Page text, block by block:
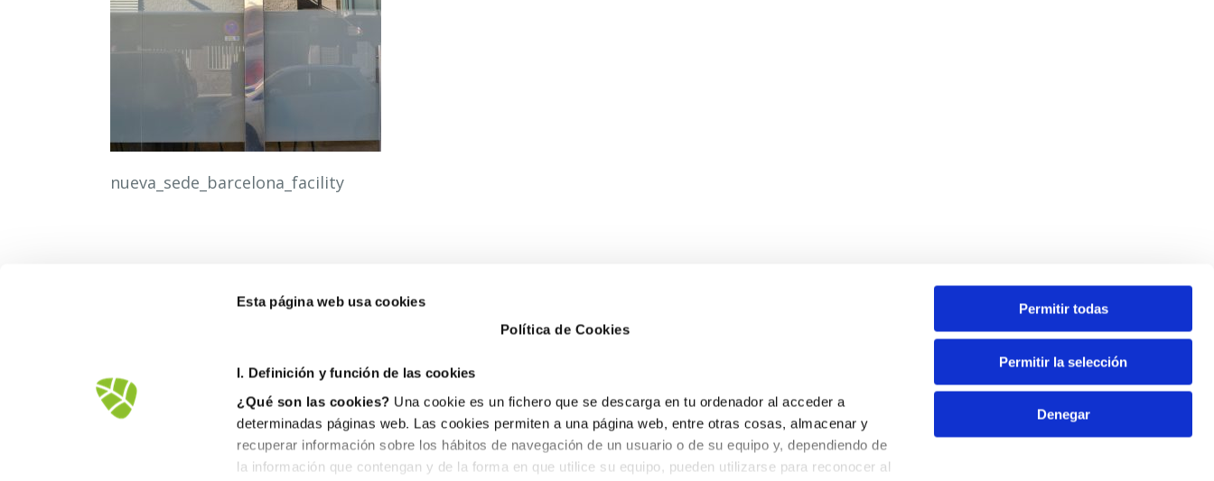
Esta página web usa cookies
Política de Cookies
I. Definición y función de las cookies
¿Qué son las cookies? Una cookie es un fichero que se descarga en tu ordenador al acceder a
determinadas páginas web. Las cookies permiten a una página web, entre otras cosas, almacenar y
recuperar información sobre los hábitos de navegación de un usuario o de su equipo y, dependiendo de
la información que contengan y de la forma en que utilice su equipo, pueden utilizarse para reconocer al
Permitir todas
Permitir la selección
Denegar
nueva_sede_barcelona_facility
Avd.Comarques Pais Valencià, 39